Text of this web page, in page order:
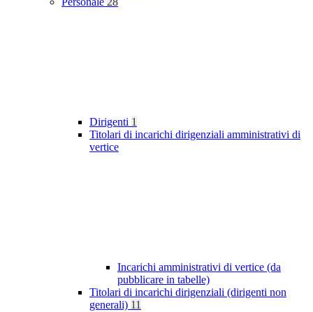
Dirigenti 1
Titolari di incarichi dirigenziali amministrativi di
vertice
Incarichi amministrativi di vertice (da
pubblicare in tabelle)
Titolari di incarichi dirigenziali (dirigenti non
generali) 11